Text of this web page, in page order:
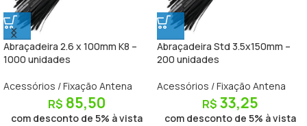
Abraçadeira 2.6 x 100mm K8 –
1000 unidades
Acessórios / Fixação Antena
R$ 85,50
com desconto de 5% à vista
Abraçadeira Std 3.5x150mm –
200 unidades
Acessórios / Fixação Antena
R$ 33,25
com desconto de 5% à vista